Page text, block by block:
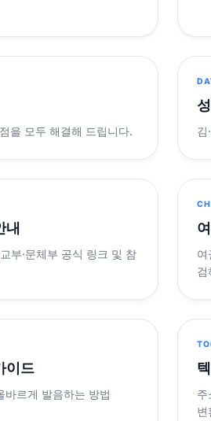
을 모두 해결해 드립니다. 김
내
부·문체부 공식 링크 및 참
여
검
이드
바르게 발음하는 방법
주
변